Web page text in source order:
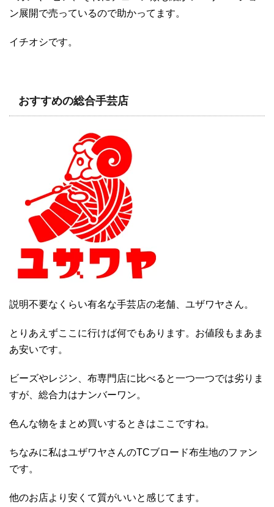
ン展開で売っているので助かってます。
イチオシです。
おすすめの総合手芸店
説明不要なくらい有名な手芸店の老舗、ユザワヤさん。
とりあえずここに行けば何でもあります。お値段もまあま
あ安いです。
ビーズやレジン、布専門店に比べると一つ一つでは劣りま
すが、総合力はナンバーワン。
色んな物をまとめ買いするときはここですね。
ちなみに私はユザワヤさんのTCブロード布生地のファン
です。
他のお店より安くて質がいいと感じてます。